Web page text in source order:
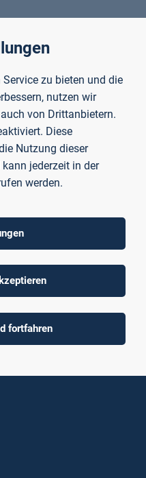
zu bieten und die
nutzen wir
von Drittanbietern.
Diese
Nutzung dieser
jederzeit in der
werden.
fortfahren